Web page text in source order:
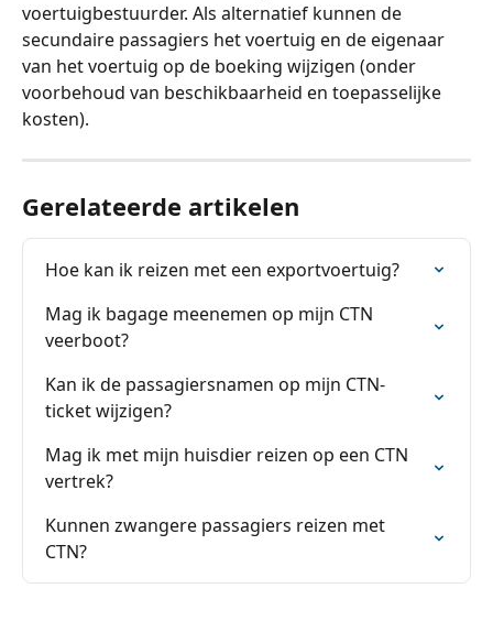
voertuigbestuurder. Als alternatief kunnen de
secundaire passagiers het voertuig en de eigenaar
van het voertuig op de boeking wijzigen (onder
voorbehoud van beschikbaarheid en toepasselijke
kosten).
Gerelateerde artikelen
Hoe kan ik reizen met een exportvoertuig?
Mag ik bagage meenemen op mijn CTN
veerboot?
Kan ik de passagiersnamen op mijn CTN-
ticket wijzigen?
Mag ik met mijn huisdier reizen op een CTN
vertrek?
Kunnen zwangere passagiers reizen met
CTN?